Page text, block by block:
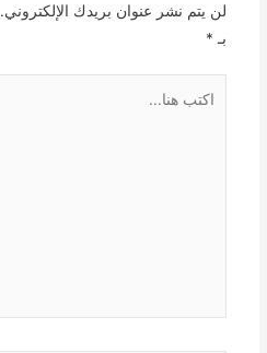
لن يتم نشر عنوان بريدك الإلكتروني.
بـ *